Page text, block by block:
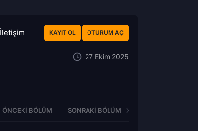
İletişim KAYIT OL OTURUM AÇ
27 Ekim 2025
ÖNCEKI BÖLÜM SONRAKI BÖLÜM